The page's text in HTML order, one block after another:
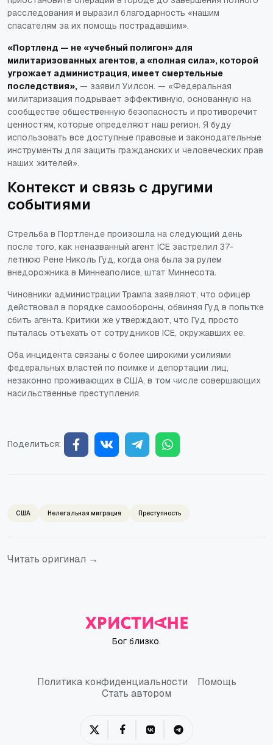
расследования и выразил благодарность «нашим
спасателям за их помощь пострадавшим».
«Портленд — не «учебный полигон» для
милитаризованных агентов, а «полная сила», которой
угрожает администрация, имеет смертельные
последствия», — заявил Уилсон. — «Федеральная
милитаризация подрывает эффективную, основанную на
сообществе общественную безопасность и противоречит
ценностям, которые определяют наш регион. Я буду
использовать все доступные правовые и законодательные
инструменты для защиты гражданских и человеческих прав
наших жителей».
Контекст и связь с другими
событиями
Стрельба в Портленде произошла на следующий день
после того, как неназванный агент ICE застрелил 37-
летнюю Рене Николь Гуд, когда она была за рулем
внедорожника в Миннеаполисе, штат Миннесота.
Чиновники администрации Трампа заявляют, что офицер
действовал в порядке самообороны, обвиняя Гуд в попытке
сбить агента. Критики же утверждают, что Гуд просто
пыталась отъехать от сотрудников ICE, окружавших ее.
Оба инцидента связаны с более широкими усилиями
федеральных властей по поимке и депортации лиц,
незаконно проживающих в США, в том числе совершающих
насильственные преступления.
Поделиться:
США Нелегальная миграция Преступность
Читать оригинал →
Бог близко.
Политика конфиденциальности
Политика конфиденциальности
Помощь
Стать автором